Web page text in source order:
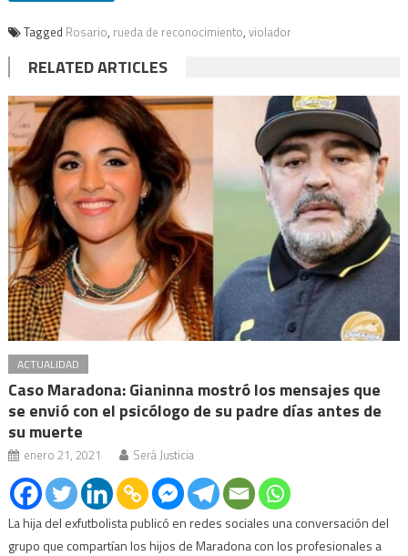
Tagged Rosario, rueda de reconocimiento, violador
RELATED ARTICLES
ACTUALIDAD
Caso Maradona: Gianinna mostró los mensajes que
se envió con el psicólogo de su padre días antes de
su muerte
enero 21, 2021 Será Justicia
La hija del exfutbolista publicó en redes sociales una conversación del
grupo que compartían los hijos de Maradona con los profesionales a